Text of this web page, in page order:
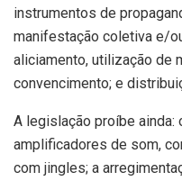
instrumentos de
manifestação coletiva e/
aliciamento, utilização de
convencimento; e
A legislação proíbe
amplificadores de som,
com jingles; a